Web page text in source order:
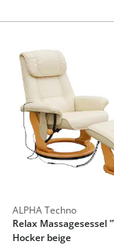
ALPHA Techno
Relax Massagesessel
Hocker beige